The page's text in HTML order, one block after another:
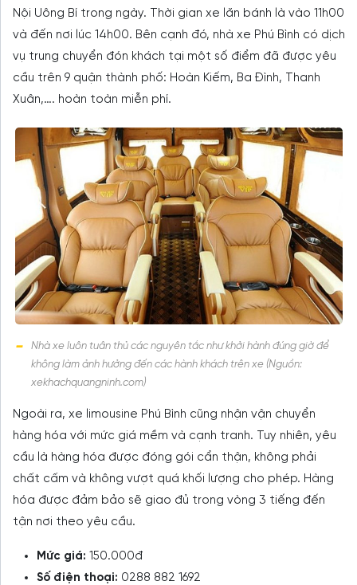
Nội Uông Bí trong ngày. Thời gian xe lăn bánh là vào 11h00
và đến nơi lúc 14h00. Bên cạnh đó, nhà xe Phú Bình có dịch
vụ trung chuyển đón khách tại một số điểm đã được yêu
cầu trên 9 quận thành phố: Hoàn Kiếm, Ba Đình, Thanh
Xuân,…. hoàn toàn miễn phí.
Nhà xe luôn tuân thủ các nguyên tắc như khởi hành đúng giờ để
không làm ảnh hưởng đến các hành khách trên xe (Nguồn:
xekhachquangninh.com)
Ngoài ra, xe limousine Phú Bình cũng nhận vận chuyển
hàng hóa với mức giá mềm và cạnh tranh. Tuy nhiên, yêu
cầu là hàng hóa được đóng gói cẩn thận, không phải
chất cấm và không vượt quá khối lượng cho phép. Hàng
hóa được đảm bảo sẽ giao đủ trong vòng 3 tiếng đến
tận nơi theo yêu cầu.
Mức giá: 150.000đ
Số điện thoại: 0288 882 1692